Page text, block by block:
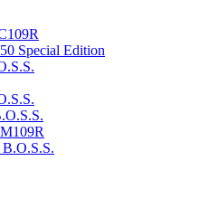
Special Edition